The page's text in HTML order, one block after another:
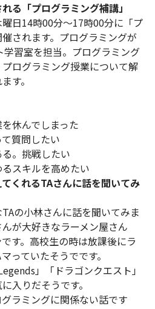
る「プログラミング補講」
日14時00分〜17時00分に「プ
されます。プログラミングが
習室を担当。プログラミング
ログラミング授業について解
す。
休んでしまった
質問したい
。挑戦したい
スキルを高めたい
くれるTAさんに話を聞いてみ
の小林さんに話を聞いてみま
が大好きなラーメン屋さん
す。高校生の時は放課後にラ
っていたそうでです。
」「ドラゴンクエスト」
入りだそうです。
ラミングに関係ない話です